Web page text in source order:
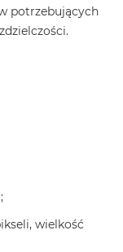
potrzebujących
wielkość